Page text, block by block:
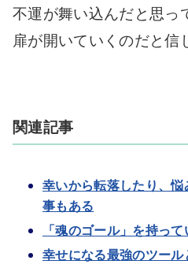
不運が舞い込んだと思っ
扉が開いていくのだと信
関連記事
幸いから転落したり、
事もある
「魂のゴール」を持って
幸せになる最強のツール